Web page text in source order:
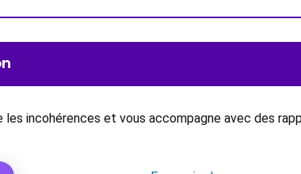
les incohérences et vous accompagne avec des